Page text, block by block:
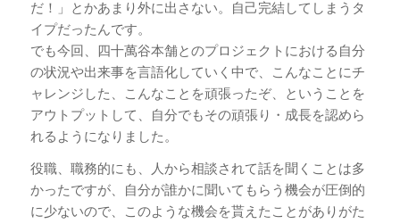
だ！」とかあまり外に出さない。自己完結してしまうタ
イプだったんです。
でも今回、四十萬谷本舗とのプロジェクトにおける自分
の状況や出来事を言語化していく中で、こんなことにチ
ャレンジした、こんなことを頑張ったぞ、ということを
アウトプットして、自分でもその頑張り・成長を認めら
れるようになりました。
役職、職務的にも、人から相談されて話を聞くことは多
かったですが、自分が誰かに聞いてもらう機会が圧倒的
に少ないので、このような機会を貰えたことがありがた